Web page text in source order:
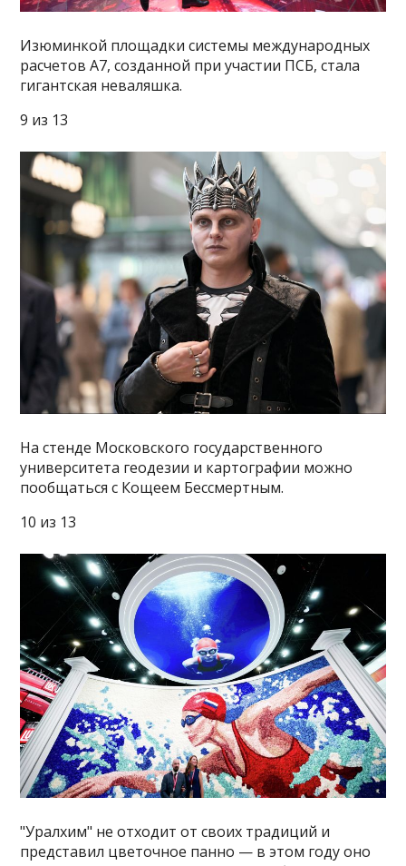
Изюминкой площадки системы международных
расчетов А7, созданной при участии ПСБ, стала
гигантская неваляшка.
9 из 13
На стенде Московского государственного
университета геодезии и картографии можно
пообщаться с Кощеем Бессмертным.
10 из 13
"Уралхим" не отходит от своих традиций и
представил цветочное панно — в этом году оно